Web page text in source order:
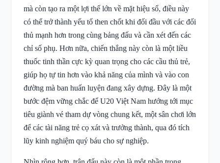
mà còn tạo ra một lợi thế lớn về mặt hiệu số, điều này
có thể trở thành yếu tố then chốt khi đối đầu với các đối
thủ mạnh hơn trong cùng bảng đấu và cần xét đến các
chỉ số phụ. Hơn nữa, chiến thắng này còn là một liều
thuốc tinh thần cực kỳ quan trọng cho các cầu thủ trẻ,
giúp họ tự tin hơn vào khả năng của mình và vào con
đường mà ban huấn luyện đang xây dựng. Đây là một
bước đệm vững chắc để U20 Việt Nam hướng tới mục
tiêu giành vé tham dự vòng chung kết, một sân chơi lớn
để các tài năng trẻ cọ xát và trưởng thành, qua đó tích
lũy kinh nghiệm quý báu cho sự nghiệp.